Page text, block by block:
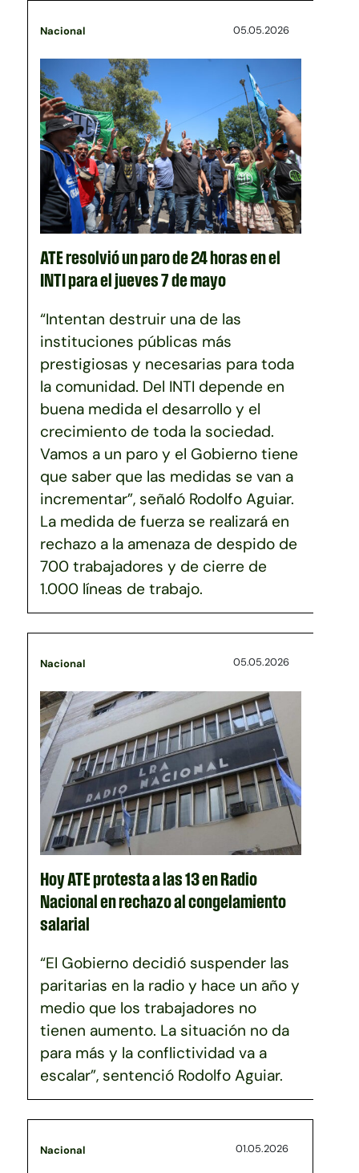
Nacional 05.05.2026
ATE resolvió un paro de 24 horas en el
INTI para el jueves 7 de mayo
“Intentan destruir una de las
instituciones públicas más
prestigiosas y necesarias para toda
la comunidad. Del INTI depende en
buena medida el desarrollo y el
crecimiento de toda la sociedad.
Vamos a un paro y el Gobierno tiene
que saber que las medidas se van a
incrementar”, señaló Rodolfo Aguiar.
La medida de fuerza se realizará en
rechazo a la amenaza de despido de
700 trabajadores y de cierre de
1.000 líneas de trabajo.
Nacional 05.05.2026
Hoy ATE protesta a las 13 en Radio
Nacional en rechazo al congelamiento
salarial
“El Gobierno decidió suspender las
paritarias en la radio y hace un año y
medio que los trabajadores no
tienen aumento. La situación no da
para más y la conflictividad va a
escalar”, sentenció Rodolfo Aguiar.
Nacional 01.05.2026